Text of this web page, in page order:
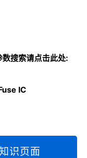
搜索请点击此处:
IC
识页面